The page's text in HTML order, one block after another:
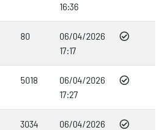
16:36
80
06/04/2026
17:17
5018
06/04/2026
17:27
3034
06/04/2026